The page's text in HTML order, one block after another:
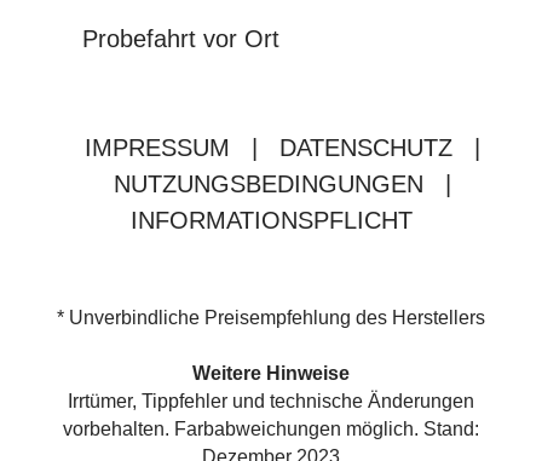
Probefahrt vor Ort
IMPRESSUM DATENSCHUTZ
NUTZUNGSBEDINGUNGEN
INFORMATIONSPFLICHT
* Unverbindliche Preisempfehlung des Herstellers
Weitere Hinweise
Irrtümer, Tippfehler und technische Änderungen
vorbehalten. Farbabweichungen möglich. Stand: